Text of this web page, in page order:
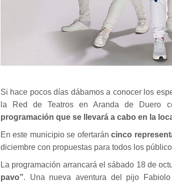
Si hace pocos días dábamos a conocer los
la Red de Teatros en Aranda de Duero
programación que se llevará a cabo en la
En este municipio se ofertaráncinco
diciembre con propuestas para todos los
La programación arrancará el sábado 18 de
pavo”. Una nueva aventura del pijo